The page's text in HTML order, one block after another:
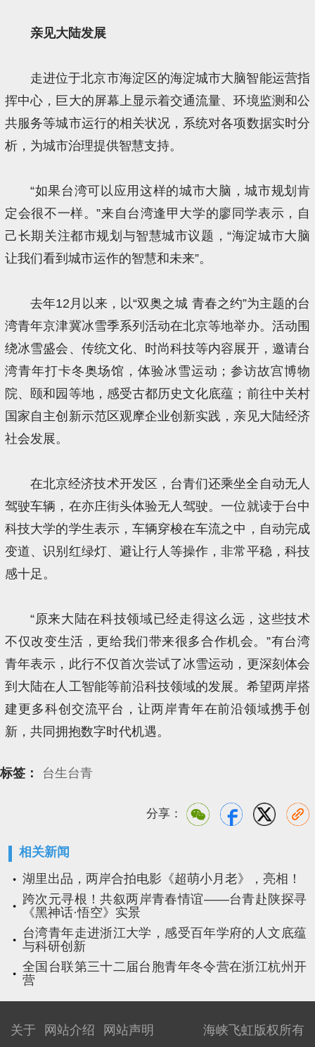
亲见大陆发展
走进位于北京市海淀区的海淀城市大脑智能运营指
挥中心，巨大的屏幕上显示着交通流量、环境监测和公
共服务等城市运行的相关状况，系统对各项数据实时分
析，为城市治理提供智慧支持。
“如果台湾可以应用这样的城市大脑，城市规划肯
定会很不一样。”来自台湾逢甲大学的廖同学表示，自
己长期关注都市规划与智慧城市议题，“海淀城市大脑
让我们看到城市运作的智慧和未来”。
去年12月以来，以“双奥之城 青春之约”为主题的台
湾青年京津冀冰雪季系列活动在北京等地举办。活动围
绕冰雪盛会、传统文化、时尚科技等内容展开，邀请台
湾青年打卡冬奥场馆，体验冰雪运动；参访故宫博物
院、颐和园等地，感受古都历史文化底蕴；前往中关村
国家自主创新示范区观摩企业创新实践，亲见大陆经济
社会发展。
在北京经济技术开发区，台青们还乘坐全自动无人
驾驶车辆，在亦庄街头体验无人驾驶。一位就读于台中
科技大学的学生表示，车辆穿梭在车流之中，自动完成
变道、识别红绿灯、避让行人等操作，非常平稳，科技
感十足。
“原来大陆在科技领域已经走得这么远，这些技术
不仅改变生活，更给我们带来很多合作机会。”有台湾
青年表示，此行不仅首次尝试了冰雪运动，更深刻体会
到大陆在人工智能等前沿科技领域的发展。希望两岸搭
建更多科创交流平台，让两岸青年在前沿领域携手创
新，共同拥抱数字时代机遇。
标签： 台生台青
分享：
相关新闻
湖里出品，两岸合拍电影《超萌小月老》，亮相！
跨次元寻根！共叙两岸青春情谊——台青赴陕探寻
《黑神话·悟空》实景
台湾青年走进浙江大学，感受百年学府的人文底蕴
与科研创新
全国台联第三十二届台胞青年冬令营在浙江杭州开
营
海峡飞虹版权所有
关于 网站介绍 网站声明